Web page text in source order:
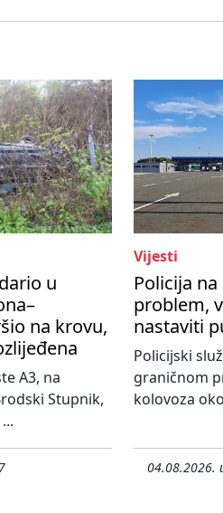
u
na krovu,
A3, na
Stupnik,
Vijesti
Policija
problem,
nastaviti
Policijski
graničnom
kolovoza
04.08.2026.